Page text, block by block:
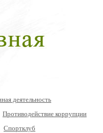
деятельность
Противодействие коррупции
Спортклуб